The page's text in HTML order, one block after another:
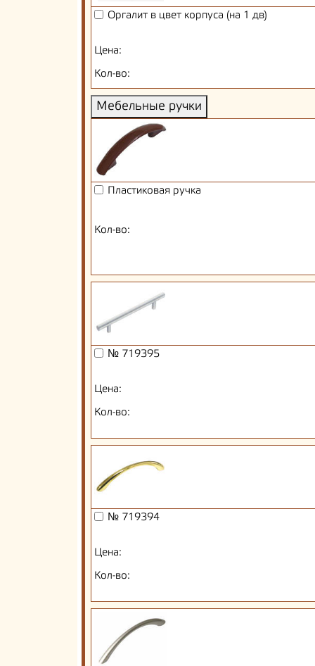
Оргалит в цвет корпуса (на 1 дв)
Цена:
Кол-во:
Мебельные ручки
Пластиковая ручка
Кол-во:
№ 719395
Цена:
Кол-во:
№ 719394
Цена:
Кол-во: